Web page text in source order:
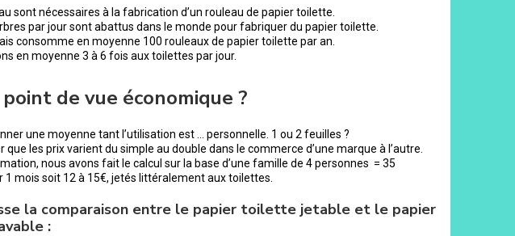
sont nécessaires à la fabrication d’un rouleau de papier toilette.
par jour sont abattus dans le monde pour fabriquer du papier toilette.
consomme en moyenne 100 rouleaux de papier toilette par an.
en moyenne 3 à 6 fois aux toilettes par jour.
point de vue économique ?
une moyenne tant l’utilisation est … personnelle. 1 ou 2 feuilles ?
que les prix varient du simple au double dans le commerce d’une marque à l’autre.
nous avons fait le calcul sur la base d’une famille de 4 personnes = 35
1 mois soit 12 à 15€, jetés littéralement aux toilettes.
la comparaison entre le papier toilette jetable et le papier
: